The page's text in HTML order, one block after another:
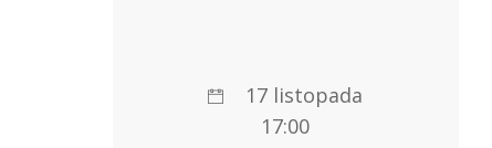
17 listopada
17:00